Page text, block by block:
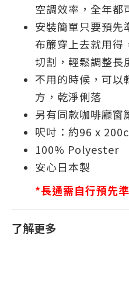
空調效率，全年都
安裝簡單只要預先
布簾穿上去就用得
切割，輕鬆調整長
不用的時候，可以
方，乾淨俐落
另有同款咖啡廳窗
呎吋：約96 x
100% Polyester
安心日本製
*長通需自行預先
了解更多